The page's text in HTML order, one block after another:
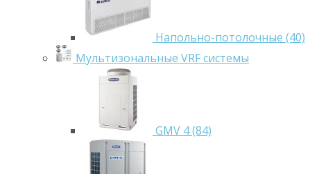
Напольно-потолочные (40)
Мультизональные VRF системы
GMV 4 (84)